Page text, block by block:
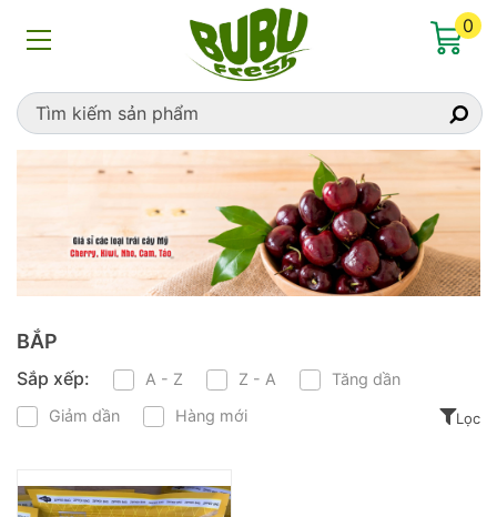
0
Home
BẮP
Sắp xếp: A - Z Z - A
Tăng dần
Giảm dần
Hàng mới Lọc